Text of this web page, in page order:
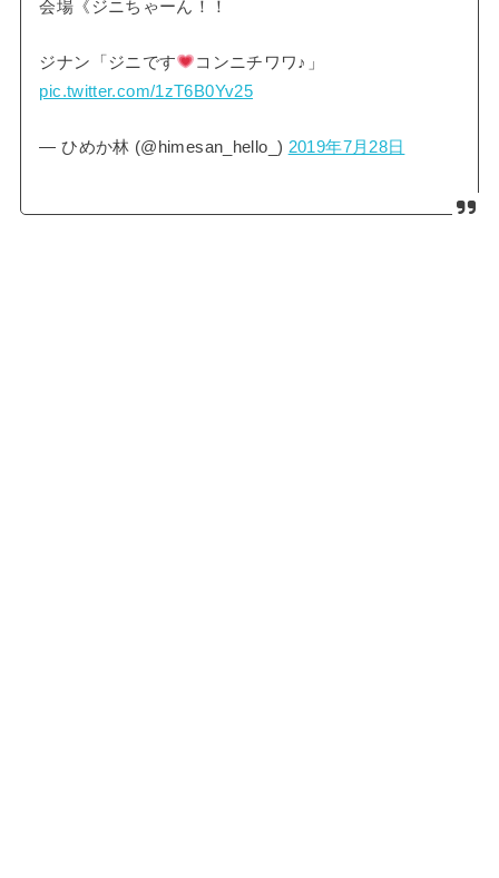
会場《ジニちゃーん！！
ジナン「ジニです
コンニチワワ♪」
pic.twitter.com/1zT6B0Yv25
— ひめか林 (@himesan_hello_) 2019年7月28日